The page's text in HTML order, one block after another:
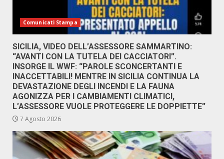
Comunicati Stampa
SICILIA, VIDEO DELL’ASSESSORE SAMMARTINO:
“AVANTI CON LA TUTELA DEI CACCIATORI”.
INSORGE IL WWF: “PAROLE SCONCERTANTI E
INACCETTABILI! MENTRE IN SICILIA CONTINUA LA
DEVASTAZIONE DEGLI INCENDI E LA FAUNA
AGONIZZA PER I CAMBIAMENTI CLIMATICI,
L’ASSESSORE VUOLE PROTEGGERE LE DOPPIETTE”
7 Agosto 2026